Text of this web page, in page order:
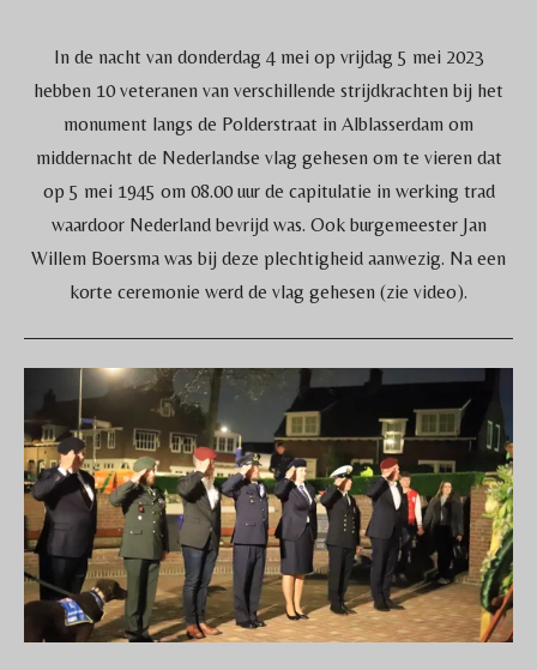
In de nacht van donderdag 4 mei op vrijdag 5 mei 2023
hebben 10 veteranen van verschillende strijdkrachten bij het
monument langs de Polderstraat in Alblasserdam om
middernacht de Nederlandse vlag gehesen om te vieren dat
op 5 mei 1945 om 08.00 uur de capitulatie in werking trad
waardoor Nederland bevrijd was. Ook burgemeester Jan
Willem Boersma was bij deze plechtigheid aanwezig. Na een
korte ceremonie werd de vlag gehesen (zie video).